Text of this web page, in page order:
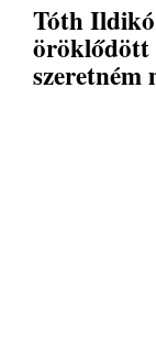
Tóth Ildikó
öröklődött
szeretném